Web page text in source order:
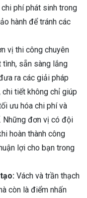
phí phát sinh trong
hành để tránh các
vị thi công chuyên
sẵn sàng lắng
ra các giải pháp
chi tiết không chỉ giúp
ưu hóa chi phí và
Những đơn vị có đội
hoàn thành công
lợi cho bạn trong
Vách và trần thạch
còn là điểm nhấn